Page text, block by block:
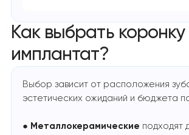
Как выбрать
имплантат?
Выбор зависит от расположения
эстетических ожиданий и бюджета
● Металлокерамические подходят